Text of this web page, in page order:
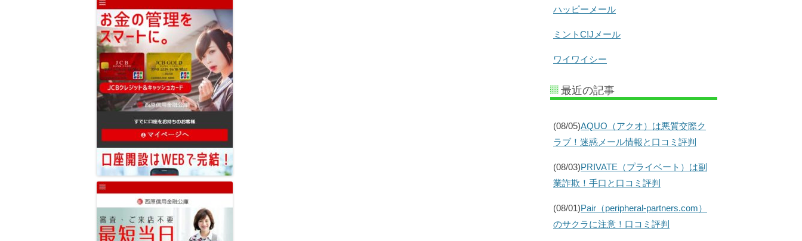
ハッピーメール
ミントC!Jメール
ワイワイシー
最近の記事
(08/05)AQUO（アクオ）は悪質交際ク
ラブ！迷惑メール情報と口コミ評判
(08/03)PRIVATE（プライベート）は副
業詐欺！手口と口コミ評判
(08/01)Pair（peripheral-partners.com）
のサクラに注意！口コミ評判